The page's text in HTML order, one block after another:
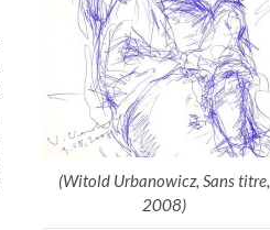
(Witold Urbanowicz, Sans titre,
2008)